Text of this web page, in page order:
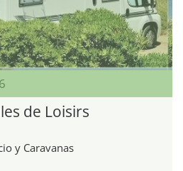
de Loisirs
y Caravanas